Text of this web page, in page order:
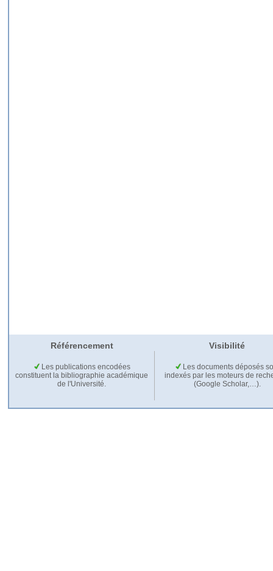
Référencement Visibilité
Les publications encodées
constituent la bibliographie académique
de l'Université.
Les documents déposés
indexés par les moteurs de
(Google Scholar,…).